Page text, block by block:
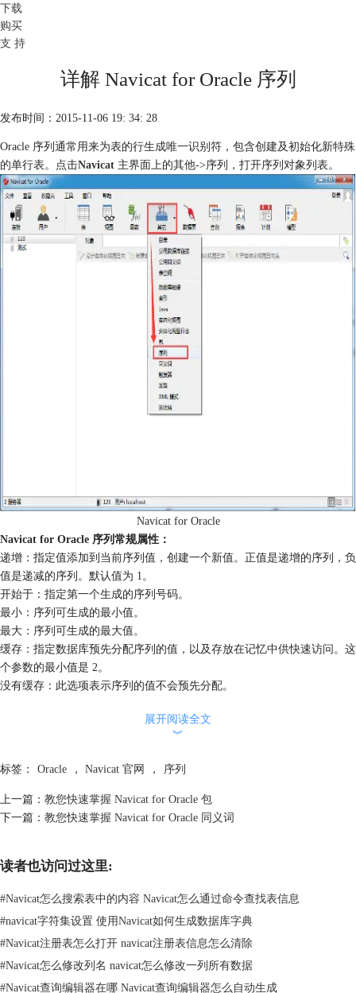
下载
购买
支 持
详解 Navicat for Oracle 序列
发布时间：2015-11-06 19: 34: 28
Oracle 序列通常用来为表的行生成唯一识别符，包含创建及初始化新特殊
的单行表。点击Navicat 主界面上的其他->序列，打开序列对象列表。
Navicat for Oracle
Navicat for Oracle 序列常规属性：
递增：指定值添加到当前序列值，创建一个新值。正值是递增的序列，负
值是递减的序列。默认值为 1。
开始于：指定第一个生成的序列号码。
最小：序列可生成的最小值。
最大：序列可生成的最大值。
缓存：指定数据库预先分配序列的值，以及存放在记忆中供快速访问。这
个参数的最小值是 2。
没有缓存：此选项表示序列的值不会预先分配。
到它的最大值后，会生成最小值。当递减序列达到它的最小值后，会生成
以上是 Navicat for Oracle 序列的所有内容，想要了解更多 Navicat 教程，
可参考 Navicat 官网。
展开阅读全文
︾
标签： Oracle ， Navicat 官网 ， 序列
上一篇： 教您快速掌握 Navicat for Oracle 包
下一篇： 教您快速掌握 Navicat for Oracle 同义词
读者也访问过这里:
#Navicat怎么搜索表中的内容 Navicat怎么通过命令查找表信息
#navicat字符集设置 使用Navicat如何生成数据库字典
#Navicat注册表怎么打开 navicat注册表信息怎么清除
#Navicat怎么修改列名 navicat怎么修改一列所有数据
#Navicat查询编辑器在哪 Navicat查询编辑器怎么自动生成